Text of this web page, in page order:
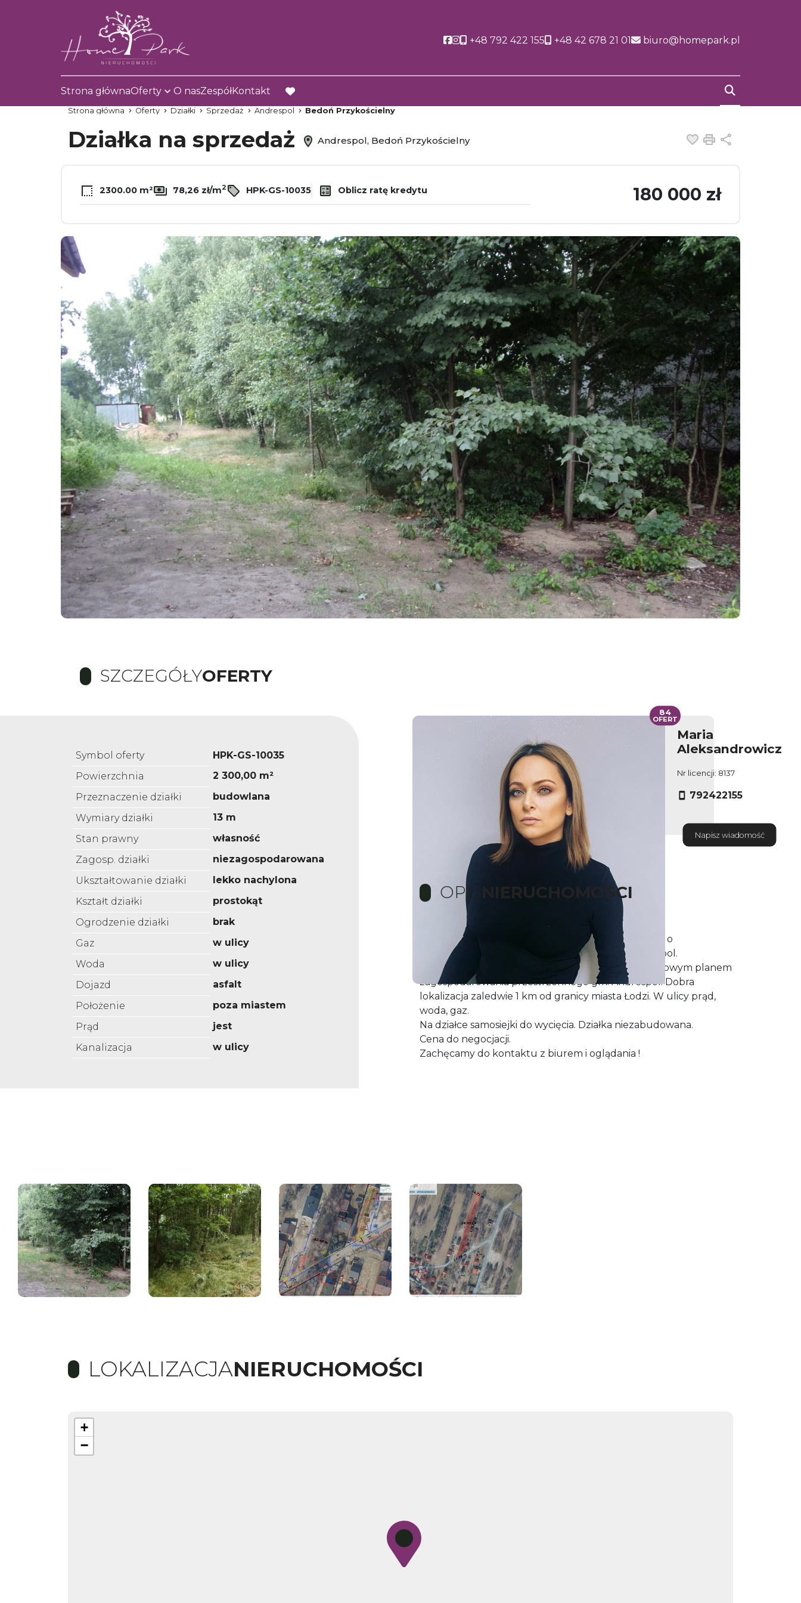
Social link
Social link
+48 792 422 155 +48 42 678 21 01 biuro@homepark.pl
Strona głównaOferty O nasZespółKontakt
favorite
Strona główna Oferty Działki Sprzedaż Andrespol Bedoń Przykościelny
Działka na sprzedaż Andrespol, Bedoń Przykościelny Dodaj do
Drukuj
2300.00 m² 78,26 zł/m2 HPK-GS-10035 Oblicz ratę kredytu 180 000 zł
SZCZEGÓŁYOFERTY
Symbol oferty
HPK-GS-10035
Powierzchnia
2 300,00 m²
Przeznaczenie działki
budowlana
Wymiary działki
13 m
Stan prawny
własność
Zagosp. działki
niezagospodarowana
Ukształtowanie działki
lekko nachylona
Kształt działki
prostokąt
Ogrodzenie działki
brak
Gaz
w ulicy
Woda
w ulicy
Dojazd
asfalt
Położenie
poza miastem
Prąd
jest
Kanalizacja
w ulicy
Maria
Aleksandrowicz
Nr licencji: 8137
792422155
Napisz wiadomość
84
OFERT
OPIS NIERUCHOMOŚCI
Oferujemy do sprzedaży działkę rolno - budowlaną o
powierzchni ok. 2300 m.kw w Bedoniu gm. Andrespol.
Działka położona przy ulicy asfaltowej objęta miejscowym planem
zagospodarowania przestrzennego gm. Andrespol. Dobra
lokalizacja zaledwie 1 km od granicy miasta Łodzi. W ulicy prąd,
woda, gaz.
Na działce samosiejki do wycięcia. Działka niezabudowana.
Cena do negocjacji.
Zachęcamy do kontaktu z biurem i oglądania !
LOKALIZACJANIERUCHOMOŚCI
+
−